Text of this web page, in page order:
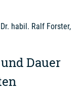
habil. Ralf Forster,
Dauer